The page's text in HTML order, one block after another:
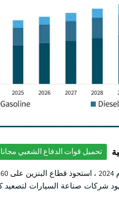
تحميل قوات الدفاع الشعبي مجانا
14.6 مليار دولار أمريكي بحلول عام 2034 ، مع جهود